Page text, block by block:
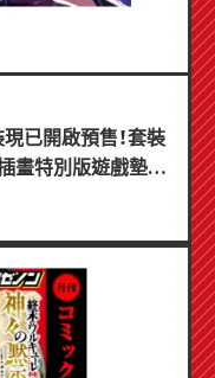
已開啟預售！套裝
畫特別版遊戲墊！
10月20日發售！